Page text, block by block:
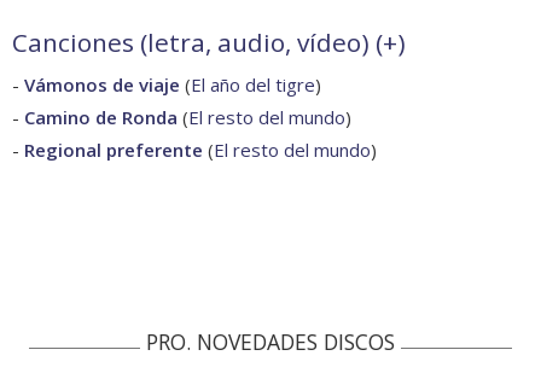
Canciones (letra, audio, vídeo) (+)
- Vámonos de viaje (El año del tigre)
- Camino de Ronda (El resto del mundo)
- Regional preferente (El resto del mundo)
PRO. NOVEDADES DISCOS